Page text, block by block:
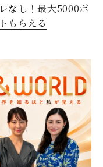
なし！最大5000ポ
もらえる